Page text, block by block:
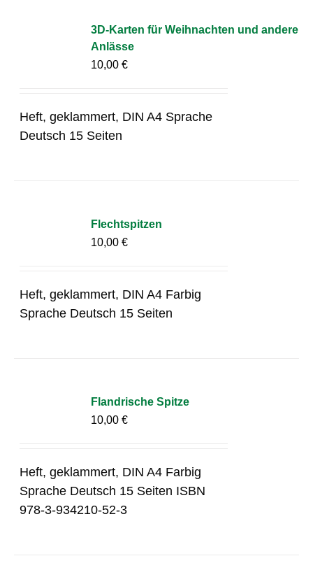
3D-Karten für Weihnachten und andere
Anlässe
10,00€
Heft, geklammert, DIN A4 Sprache
Deutsch 15 Seiten
Flechtspitzen
10,00€
Heft, geklammert, DIN A4 Farbig
Sprache Deutsch 15 Seiten
Flandrische Spitze
10,00€
Heft, geklammert, DIN A4 Farbig
Sprache Deutsch 15 Seiten ISBN
978-3-934210-52-3